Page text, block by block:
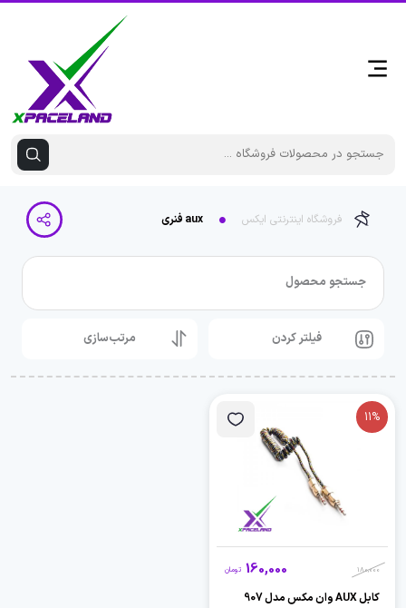
فروشگاه اینترنتی ایکس aux فنری
جستجو محصول
فیلتر کردن مرتب‌سازی
11%
180,000
160,000 تومان
کابل AUX وان مکس مدل 907